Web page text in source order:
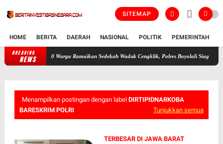
SITEMAP
HOME BERITA DAERAH NASIONAL POLITIK PEMERINTAH
BREAKING
NEWS
700 Warga Ramaikan Sedekah Waduk Cengklik, Polres Boyolali Siaga
Menampilkan postingan dengan label DIRTIPIDNARKOBA
BARESKRIM POLRI
Tunjukkan semua
TERBESAR DI JAWA BARAT